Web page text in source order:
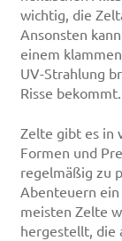
wichtig, die
Ansonsten
einem
UV-Strahlung
Risse bekommt.
Zelte gibt es in
Formen und
regelmäßig zu
Abenteuern ein
meisten Zelte
hergestellt, die